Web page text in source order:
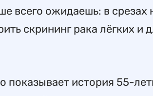
всего ожидаешь: в срезах
скрининг рака лёгких и
показывает история 55-